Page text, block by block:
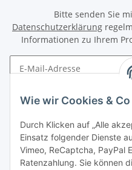
Wie wir Cookies &
Durch Klicken auf „Alle
Einsatz folgender Dienste
Vimeo, ReCaptcha, PayPal
Ratenzahlung. Sie können
Bitte senden Sie
Datenschutzerklärung
Informationen zu Ihrem
Gesetzliche Informationen